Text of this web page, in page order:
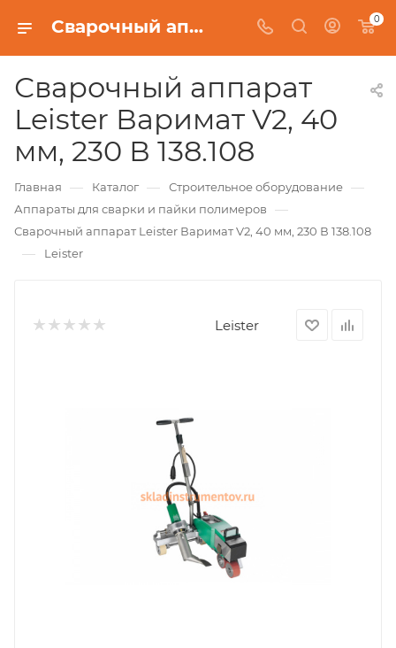
Сварочный аппарат Leister Варимат V2, 40 мм, 230 В 138.108 0
Сварочный аппарат
Leister Варимат V2, 40
мм, 230 В 138.108
Главная — Каталог — Строительное оборудование —
Аппараты для сварки и пайки полимеров —
Сварочный аппарат Leister Варимат V2, 40 мм, 230 В 138.108
— Leister
Leister